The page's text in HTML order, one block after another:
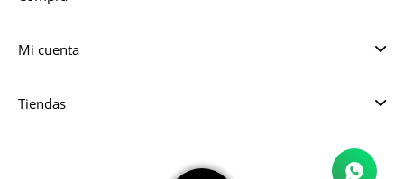
Mi cuenta
Tiendas